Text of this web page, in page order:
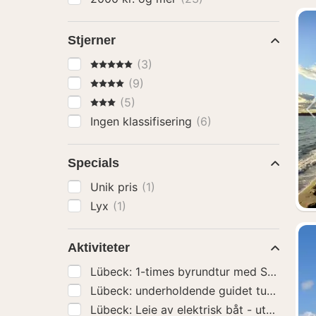
Stjerner
5 Stjerner(3)
4 Stjerner
(9)
3 Stjerner
(5)
Ingen klassifisering (6)
Specials
Unik pris (1)
Lyx (1)
Aktiviteter
Lübeck: 1-times byrundtur med
Lübeck: Leie av elektrisk